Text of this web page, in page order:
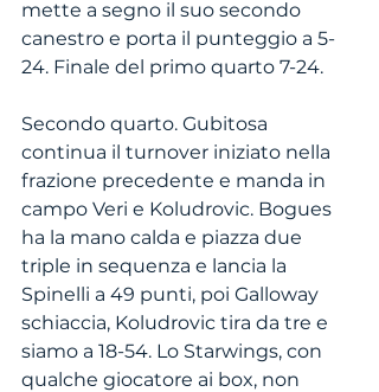
mette a segno il suo secondo
canestro e porta il punteggio a 5-
24. Finale del primo quarto 7-24.
Secondo quarto. Gubitosa
continua il turnover iniziato nella
frazione precedente e manda in
campo Veri e Koludrovic. Bogues
ha la mano calda e piazza due
triple in sequenza e lancia la
Spinelli a 49 punti, poi Galloway
schiaccia, Koludrovic tira da tre e
siamo a 18-54. Lo Starwings, con
qualche giocatore ai box, non